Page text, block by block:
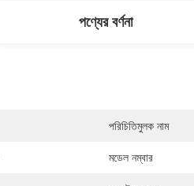
পণ্যের বর্ণনা
পরিচিতিমুলক নাম
মডেল নম্বার